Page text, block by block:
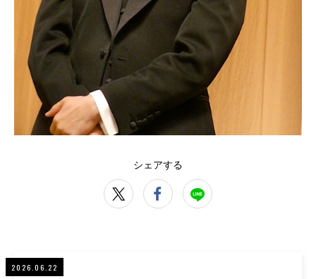
シェアする
2026.06.22